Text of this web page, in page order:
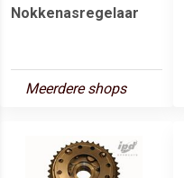
Nokkenasregelaar
Meerdere shops